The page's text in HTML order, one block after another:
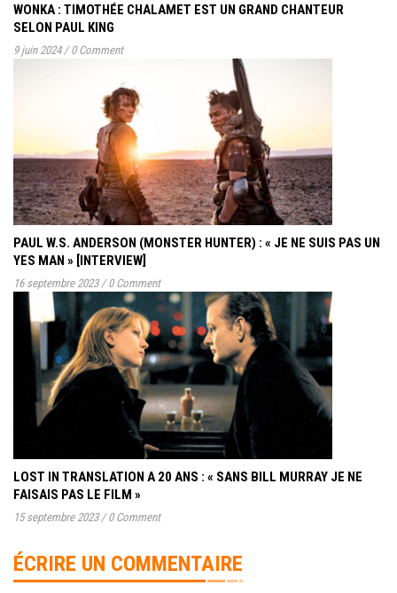
WONKA : TIMOTHÉE CHALAMET EST UN GRAND CHANTEUR
SELON PAUL KING
9 juin 2024 / 0 Comment
PAUL W.S. ANDERSON (MONSTER HUNTER) : « JE NE SUIS PAS UN
YES MAN » [INTERVIEW]
16 septembre 2023 / 0 Comment
LOST IN TRANSLATION A 20 ANS : « SANS BILL MURRAY JE NE
FAISAIS PAS LE FILM »
15 septembre 2023 / 0 Comment
ÉCRIRE UN COMMENTAIRE